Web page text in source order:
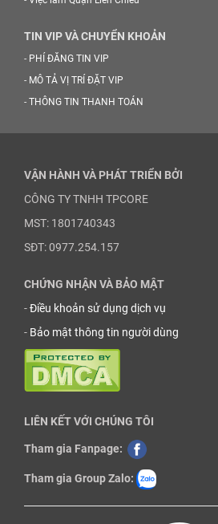
TIN VIP VÀ CHUYỂN KHOẢN
- PHÍ ĐĂNG TIN VIP
- MÔ TẢ VỊ TRÍ ĐẶT VIP
- THÔNG TIN THANH TOÁN
VẬN HÀNH VÀ PHÁT TRIỂN BỞI
CÔNG TY TNHH TPCORE
MST: 1801740343
SĐT: 0977.254.157
CHỨNG NHẬN VÀ BẢO MẬT
-Điều khoản sử dụng dịch vụ
- Bảo mật thông tin người dùng
LIÊN KẾT VỚI CHÚNG TÔI
Tham gia Fanpage:
Tham gia Group Zalo: